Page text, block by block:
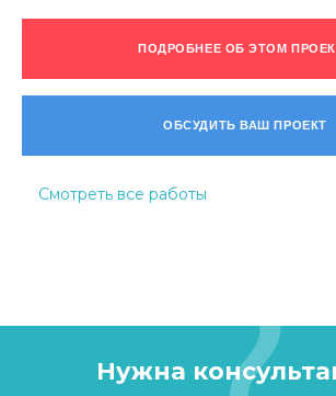
ПОДРОБНЕЕ ОБ ЭТОМ
ОБСУДИТЬ ВАШ ПРОЕКТ
Смотреть все работы
Нужна